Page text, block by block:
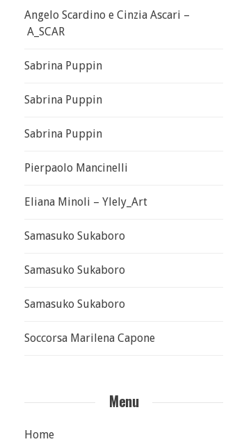
Angelo Scardino e Cinzia Ascari –
A_SCAR
Sabrina Puppin
Sabrina Puppin
Sabrina Puppin
Pierpaolo Mancinelli
Eliana Minoli – Ylely_Art
Samasuko Sukaboro
Samasuko Sukaboro
Samasuko Sukaboro
Soccorsa Marilena Capone
Menu
Home